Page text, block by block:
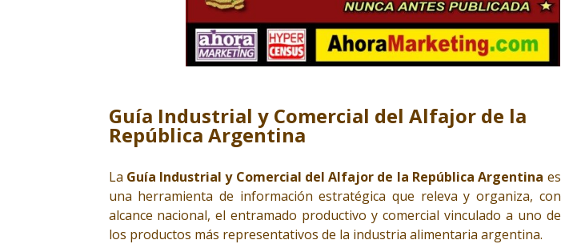
Guía Industrial y Comercial del Alfajor de la
República Argentina
La Guía Industrial y Comercial del Alfajor de la República Argentina es
una herramienta de información estratégica que releva y organiza, con
alcance nacional, el entramado productivo y comercial vinculado a uno de
los productos más representativos de la industria alimentaria argentina.